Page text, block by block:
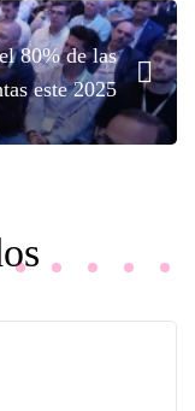
80% de las
este 2025